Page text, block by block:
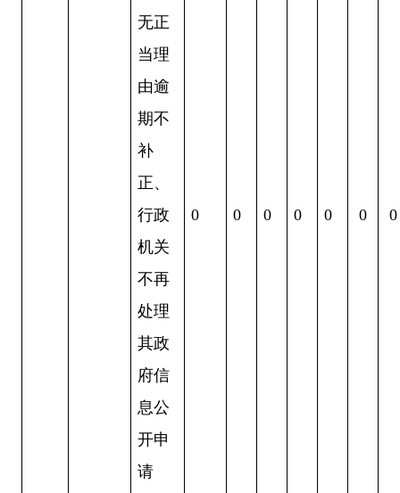
无正
当理
由逾
期不
补
正、
行政
机关
不再
处理
其政
府信
息公
开申
请
0 0 0 0 0 0 0